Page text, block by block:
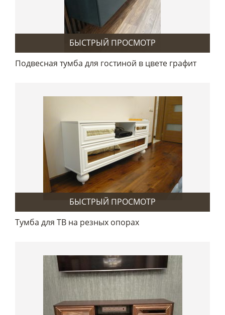
БЫСТРЫЙ ПРОСМОТР
Подвесная тумба для гостиной в цвете графит
БЫСТРЫЙ ПРОСМОТР
Тумба для ТВ на резных опорах